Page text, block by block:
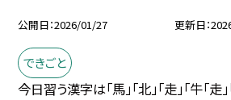
公開日 2026/01/27 更新日
できごと
今日習う漢字は「馬」「北」「走」「牛「走